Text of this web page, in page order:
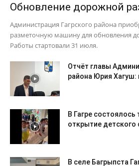
Обновление дорожной
Администрация Гагрского района
разметочную машину для обновления
Работы стартовали 31 июля.
Отчёт главы
района Юрия Хагуш:
В Гагре
открытие
В селе Багрыпста